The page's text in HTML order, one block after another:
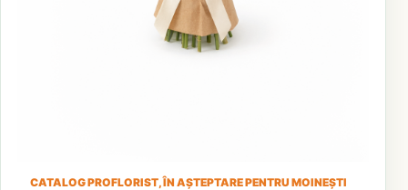
CATALOG PROFLORIST, ÎN AȘTEPTARE PENTRU MOINEȘTI